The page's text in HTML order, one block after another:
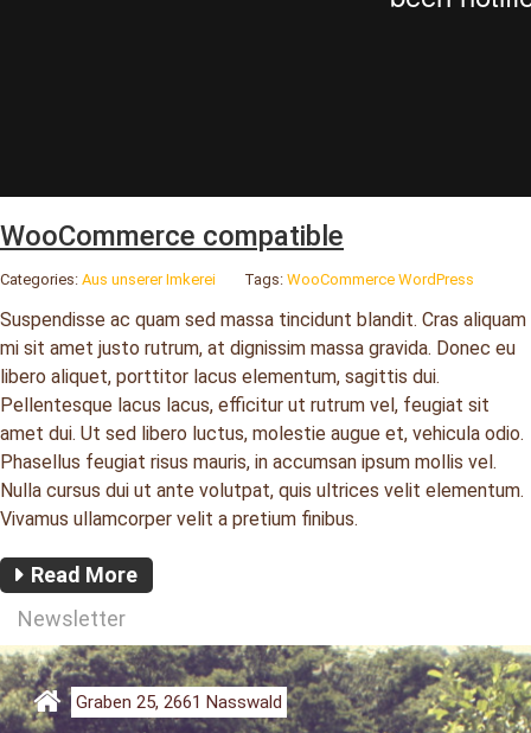
WooCommerce compatible
Categories: Aus unserer Imkerei Tags: WooCommerce WordPress
Suspendisse ac quam sed massa tincidunt blandit. Cras aliquam
mi sit amet justo rutrum, at dignissim massa gravida. Donec eu
libero aliquet, porttitor lacus elementum, sagittis dui.
Pellentesque lacus lacus, efficitur ut rutrum vel, feugiat sit
amet dui. Ut sed libero luctus, molestie augue et, vehicula odio.
Phasellus feugiat risus mauris, in accumsan ipsum mollis vel.
Nulla cursus dui ut ante volutpat, quis ultrices velit elementum.
Vivamus ullamcorper velit a pretium finibus.
Read More
Newsletter
Graben 25, 2661 Nasswald